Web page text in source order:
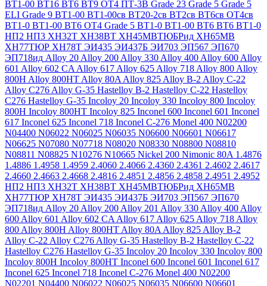
ВТ1-00 ВТ16 ВТ6 ВТ9 ОТ4 ПТ-3В Grade 23 Grade 5 Grade 5
ELI Grade 9 ВТ1-00 ВТ1-00св ВТ20-2св ВТ2св ВТ6св ОТ4св
ВТ1-0 ВТ1-00 ВТ6 ОТ4 Grade 5 ВТ1-0 ВТ1-00 ВТ6 ВТ6 ВТ1-0
НП2 НП3 ХН32Т ХН38ВТ ХН45МВТЮБРид ХН65МВ
ХН77ТЮР ХН78Т ЭИ435 ЭИ437Б ЭИ703 ЭП567 ЭП670
ЭП718ид Alloy 20 Alloy 200 Alloy 330 Alloy 400 Alloy 600 Alloy
601 Alloy 602 CA Alloy 617 Alloy 625 Alloy 718 Alloy 800 Alloy
800H Alloy 800HT Alloy 80A Alloy 825 Alloy B-2 Alloy C-22
Alloy C276 Alloy G-35 Hastelloy B-2 Hastelloy C-22 Hastelloy
C276 Hastelloy G-35 Incoloy 20 Incoloy 330 Incoloy 800 Incoloy
800H Incoloy 800HT Incoloy 825 Inconel 600 Inconel 601 Inconel
617 Inconel 625 Inconel 718 Inconel C-276 Monel 400 N02200
N04400 N06022 N06025 N06035 N06600 N06601 N06617
N06625 N07080 N07718 N08020 N08330 N08800 N08810
N08811 N08825 N10276 N10665 Nickel 200 Nimonic 80A 1.4876
1.4886 1.4958 1.4959 2.4060 2.4066 2.4360 2.4361 2.4602 2.4617
2.4660 2.4663 2.4668 2.4816 2.4851 2.4856 2.4858 2.4951 2.4952
НП2 НП3 ХН32Т ХН38ВТ ХН45МВТЮБРид ХН65МВ
ХН77ТЮР ХН78Т ЭИ435 ЭИ437Б ЭИ703 ЭП567 ЭП670
ЭП718ид Alloy 20 Alloy 200 Alloy 201 Alloy 330 Alloy 400 Alloy
600 Alloy 601 Alloy 602 CA Alloy 617 Alloy 625 Alloy 718 Alloy
800 Alloy 800H Alloy 800HT Alloy 80A Alloy 825 Alloy B-2
Alloy C-22 Alloy C276 Alloy G-35 Hastelloy B-2 Hastelloy C-22
Hastelloy C276 Hastelloy G-35 Incoloy 20 Incoloy 330 Incoloy 800
Incoloy 800H Incoloy 800HT Inconel 600 Inconel 601 Inconel 617
Inconel 625 Inconel 718 Inconel C-276 Monel 400 N02200
N02201 N04400 N06022 N06025 N06035 N06600 N06601